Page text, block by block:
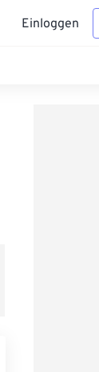
Einloggen